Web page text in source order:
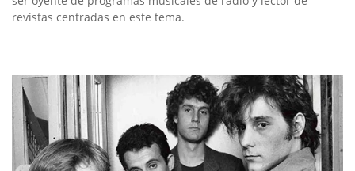
revistas centradas en este tema.